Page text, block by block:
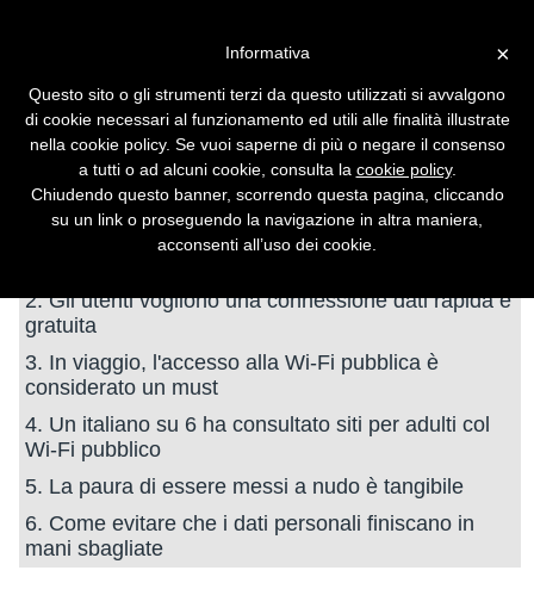
comportamenti ''inaspettati''
e falso senso di sicurezza
Articolo multipagina
1. Italiani e Wi-Fi pubbliche: comportamenti
2. Gli utenti vogliono una connessione dati rapida e
gratuita
3. In viaggio, l'accesso alla Wi-Fi pubblica è
considerato un must
4. Un italiano su 6 ha consultato siti per adulti col
Wi-Fi pubblico
5. La paura di essere messi a nudo è tangibile
6. Come evitare che i dati personali finiscano in
mani sbagliate
×
Informativa
Questo sito o gli strumenti terzi da questo utilizzati si avvalgono
di cookie necessari al funzionamento ed utili alle finalità illustrate
nella cookie policy. Se vuoi saperne di più o negare il consenso
a tutti o ad alcuni cookie, consulta la cookie policy.
Chiudendo questo banner, scorrendo questa pagina, cliccando
su un link o proseguendo la navigazione in altra maniera,
acconsenti all’uso dei cookie.